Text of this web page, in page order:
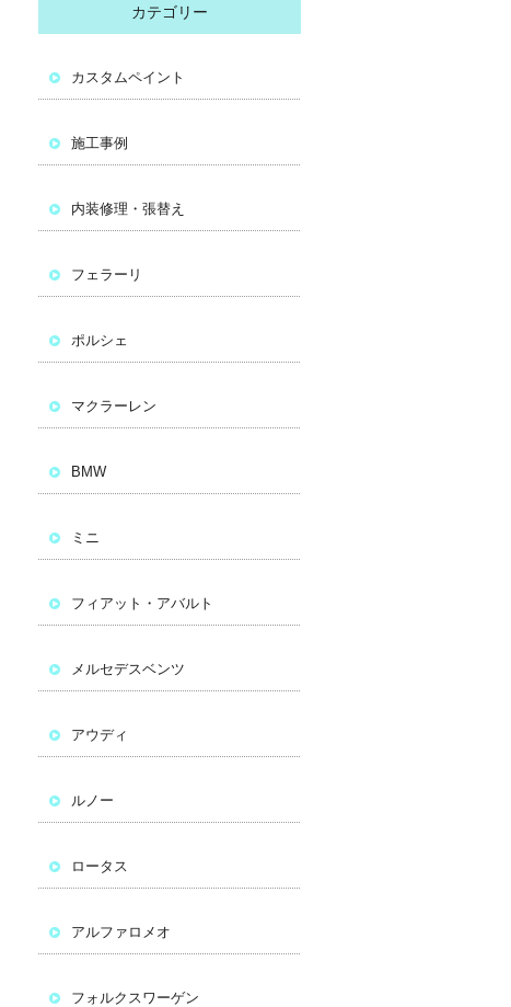
カテゴリー
カスタムペイント
施工事例
内装修理・張替え
フェラーリ
ポルシェ
マクラーレン
BMW
ミニ
フィアット・アバルト
メルセデスベンツ
アウディ
ルノー
ロータス
アルファロメオ
フォルクスワーゲン